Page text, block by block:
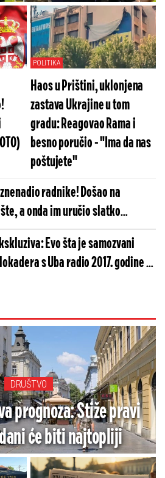
Srbiji" - Direktno se
i blokaderima
POLITIKA
Haos u Prištini, uklonjena
zastava Ukrajine u tom
gradu: Reagovao Rama i
besno poručio - "Ima da nas
poštujete"
radnike! Došao na
a onda im uručio slatko
(VIDEO)
Evo šta je samozvani
s Uba radio 2017. godine -
DRUŠTVO
prognoza: Stiže pravi
će biti najtopliji